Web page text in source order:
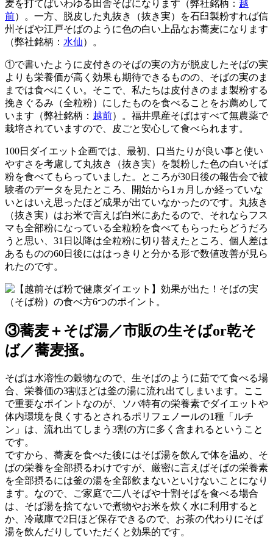
麦を打てばいわゆる田舎そばになります（弊社銘柄： 越
前）。一方、脱皮した丸抜き（抜き実）を石臼製粉すれば信
州そばや江戸そばのように色の白い上品なお蕎麦になります
（弊社銘柄： 水仙）。
①で書いたように皮付きのそばの実の方が脱皮したそばの実
よりも栄養価が高く効果も期待できるものの、そばの実のま
までは食べにくい。そこで、私たちは皮付きのまま製粉する
挽きぐるみ（全粒粉）にしたものを食べることをお薦めして
います（弊社銘柄： 越前）。福井県産そばはすべて無農薬で
栽培されていますので、皮ごと安心して食べられます。
100日ダイエット企画では、最初、口当たりが良い事と使い
やすさを考慮して丸抜き（抜き実）を製粉した色の白いそば
粉を食べてもらっていました。ところが30日後の報告会で被
験者のデータを見たところ、開始から1ヵ月しか経っていな
いとはいえ思ったほど成果が出ていなかったのです。丸抜き
（抜き実）はお米で言えば白米にあたるので、それならフス
マも全部粉になっている全粒粉を食べてもらったらどうだろ
うと思い、31日以降は全粒粉に切り替えたところ、個人差は
あるものの60日後にははっきりと分かる形で数値改善が見ら
れたのです。
③蕎麦＋そば湯／市販の生そばor乾そ
ば／蕎麦掻。
そばは水溶性の穀物なので、生そばのように茹でて食べる場
合、栄養価の3割ほどは釜の湯に流れ出てしまいます。ここ
で重要なポイントなのが、ソバ特有の栄養素でダイエットや
体内環境を良くするとされるポリフェノールの1種「ルチ
ン」は、流れ出てしまう3割の方に多く含まれるということ
です。
ですから、蕎麦を食べた後にはそば湯を飲んで体を温め、そ
ばの栄養を全部摂るわけですが、厳密に言えばそばの栄養素
を全部摂るには釜の湯を全部飲まないといけないことになり
ます。なので、ご家庭で二八そばや十割そばを食べる場合
は、そば湯を捨てないで煮物やお米を炊く水に利用すると
か、冷蔵庫で2日ほど保存できるので、お茶の代わりにそば
湯を飲んだりしていただくと効果的です。